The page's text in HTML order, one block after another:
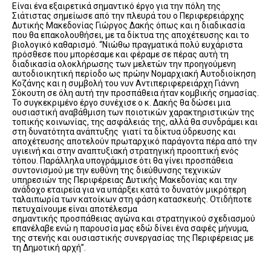
Είναι ένα εξαιρετικά σημαντικό έργο για την πόλη της
Σιάτιστας σημείωσε από την πλευρά του ο Περιφερειάρχης
Δυτικής Μακεδονίας Γιώργος Δακής όπως και η διαδικασία
που θα επακολουθήσει, με τα δίκτυα της αποχέτευσης και το
βιολογικό καθαρισμό. “Νιώθω πραγματικά πολύ ευχάριστα
πρόσθεσε που μπορέσαμε και φέραμε σε πέρας αυτή τη
διαδικασία ολοκλήρωσης των μελετών την προηγούμενη
αυτοδιοικητική περίοδο ως πρώην Νομαρχιακή Αυτοδιοίκηση
Κοζάνης και η συμβολή του νυν Αντιπεριφερειάρχη Γιάννη
Σόκουτη σε όλη αυτή την προσπάθεια ήταν κομβικής σημασίας.
Το συγκεκριμένο έργο συνέχισε ο κ. Δακής θα δώσει μια
ουσιαστική αναβάθμιση των ποιοτικών χαρακτηριστικών της
τοπικής κοινωνίας, της ασφάλειάς της, αλλά θα συνδράμει και
στη δυνατότητα ανάπτυξης γιατί τα δίκτυα ύδρευσης και
αποχέτευσης αποτελούν πρωταρχικό παράγοντα πέρα από την
υγιεινή και στην αναπτυξιακή στρατηγική προοπτική ενός
τόπου. Παράλληλα υπογράμμισε ότι θα γίνει προσπάθεια
συντονισμού με την ευθύνη της διεύθυνσης τεχνικών
υπηρεσιών της Περιφέρειας Δυτικής Μακεδονίας και την
ανάδοχο εταιρεία για να υπάρξει κατά το δυνατόν μικρότερη
ταλαιπωρία των κατοίκων στη φάση κατασκευής. Οτιδήποτε
πετυχαίνουμε είναι αποτέλεσμα
σημαντικής προσπάθειας αγώνα και στρατηγικού σχεδιασμού
επανέλαβε ενώ η παρουσία μας εδώ δίνει ένα σαφές μήνυμα,
της στενής και ουσιαστικής συνεργασίας της Περιφέρειας με
τη Δημοτική αρχή”.